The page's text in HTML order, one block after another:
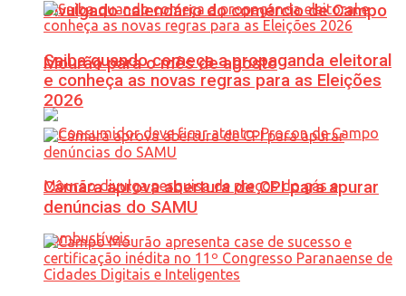
Divulgado calendário do comércio de Campo
Mourão para o mês de agosto
Saiba quando começa a propaganda eleitoral
e conheça as novas regras para as Eleições
2026
Câmara aprova abertura de CPI para apurar
denúncias do SAMU